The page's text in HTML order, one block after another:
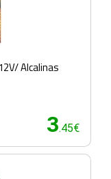
Alcalinas
3.45€